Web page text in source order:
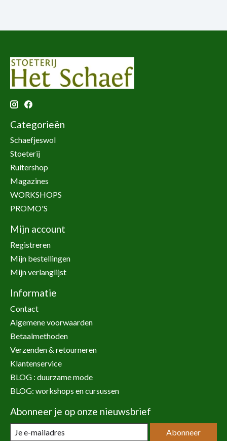
Categorieën
Schaefjeswol
Stoeterij
Ruitershop
Magazines
WORKSHOPS
PROMO'S
Mijn account
Registreren
Mijn bestellingen
Mijn verlanglijst
Informatie
Contact
Algemene voorwaarden
Betaalmethoden
Verzenden & retourneren
Klantenservice
BLOG : duurzame mode
BLOG: workshops en cursussen
Abonneer je op onze nieuwsbrief
Abonneer